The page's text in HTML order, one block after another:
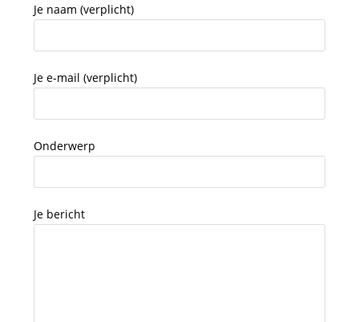
Je naam (verplicht)
Je e-mail (verplicht)
Onderwerp
Je bericht